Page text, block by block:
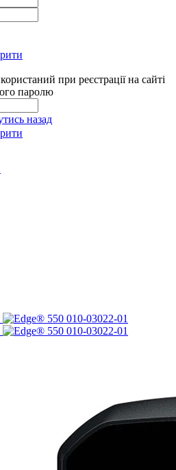
при реєстрації на сайті
паролю
назад